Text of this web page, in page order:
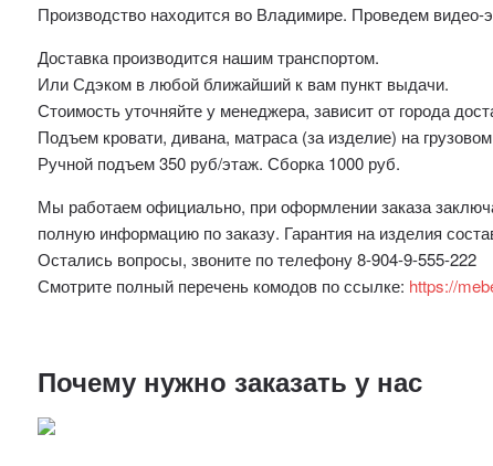
Производство находится во Владимире. Проведем видео-
Доставка производится нашим транспортом.
Или Сдэком в любой ближайший к вам пункт выдачи.
Стоимость уточняйте у менеджера, зависит от города
Подъем кровати, дивана, матраса (за изделие) на
Ручной подъем 350 руб/этаж. Сборка 1000 руб.
Мы работаем официально, при оформлении заказа
полную информацию по заказу. Гарантия на изделия
Остались вопросы, звоните по телефону 8-904-9-555-222
Смотрите полный перечень комодов по ссылке: https://
Почему нужно заказать у нас